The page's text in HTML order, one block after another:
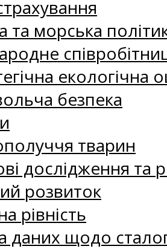
та морська
екологічна
безпека
тварин
дослідження та
розвиток
рівність
даних щодо